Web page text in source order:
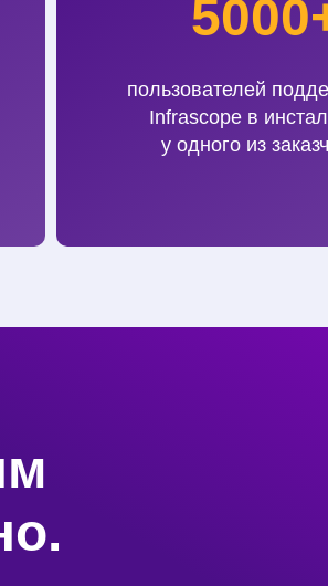
пользователей
Infrascope в
у одного из